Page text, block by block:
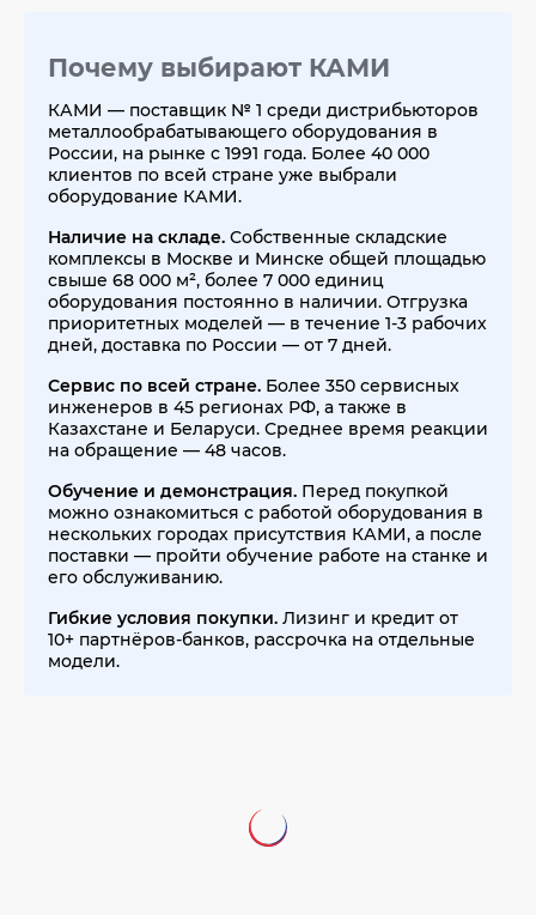
Почему выбирают КАМИ
КАМИ — поставщик № 1 среди дистрибьюторов
металлообрабатывающего оборудования в
России, на рынке с 1991 года. Более 40 000
клиентов по всей стране уже выбрали
оборудование КАМИ.
Наличие на складе. Собственные складские
комплексы в Москве и Минске общей площадью
свыше 68 000 м², более 7 000 единиц
оборудования постоянно в наличии. Отгрузка
приоритетных моделей — в течение 1-3 рабочих
дней, доставка по России — от 7 дней.
Сервис по всей стране. Более 350 сервисных
инженеров в 45 регионах РФ, а также в
Казахстане и Беларуси. Среднее время реакции
на обращение — 48 часов.
Обучение и демонстрация. Перед покупкой
можно ознакомиться с работой оборудования в
нескольких городах присутствия КАМИ, а после
поставки — пройти обучение работе на станке и
его обслуживанию.
Гибкие условия покупки. Лизинг и кредит от
10+ партнёров-банков, рассрочка на отдельные
модели.